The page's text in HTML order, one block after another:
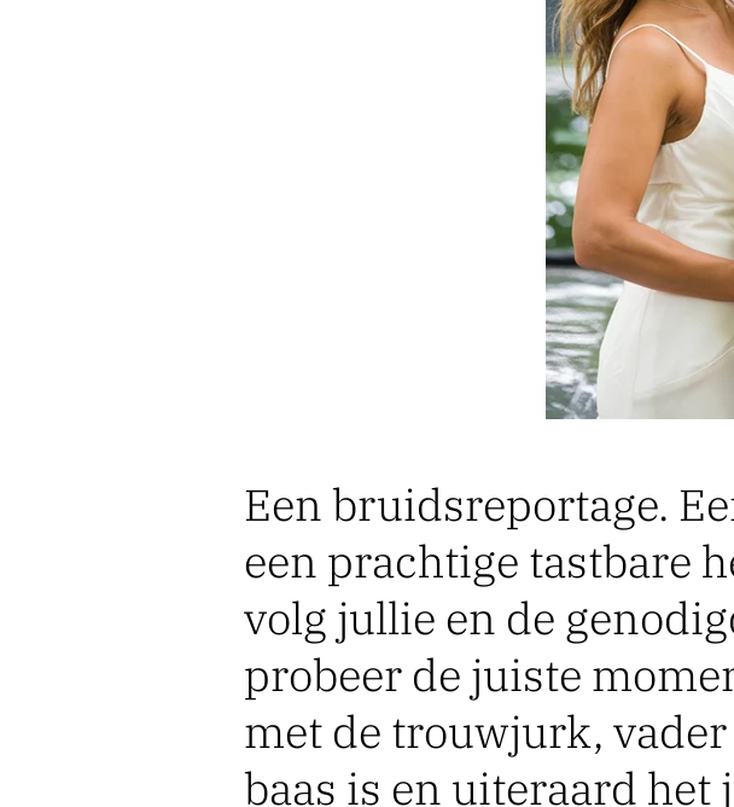
Een bruidsreportage.
een prachtige tastbare
volg jullie en de
probeer de juiste
met de trouwjurk,
baas is en uiteraard het